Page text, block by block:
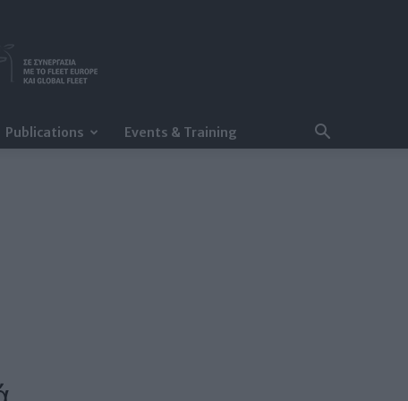
Publications Events & Training